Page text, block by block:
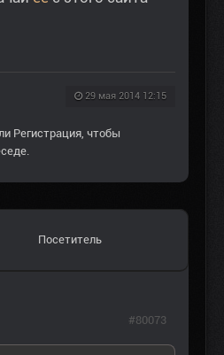
29 мая 2014 12:15
Регистрация, чтобы
Посетитель
#80073